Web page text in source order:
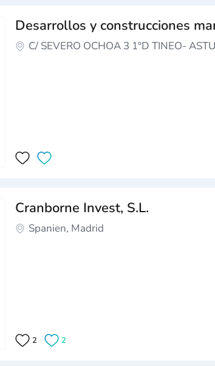
Desarrollos y construcciones
C/ SEVERO OCHOA 3 1ºD TINEO-
Cranborne Invest, S.L.
Spanien, Madrid
2 2